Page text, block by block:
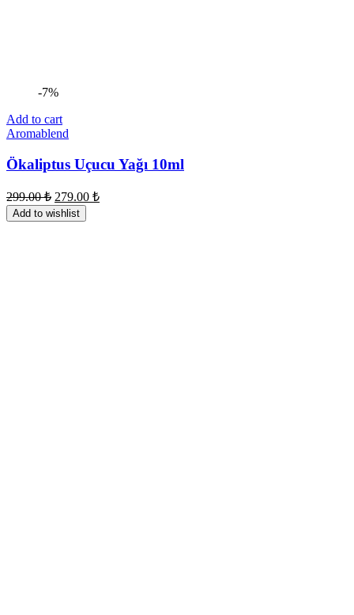
-7%
Add to cart
Aromablend
Ökaliptus Uçucu Yağı 10ml
299.00₺ 279.00 ₺
Add to wishlist